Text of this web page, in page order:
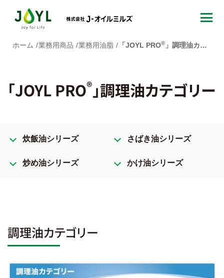
ホーム 業務用商品 業務用油脂 「JOYL PRO®︎ 」調理油カテゴリー
「JOYL PRO®︎」調理油カテゴリー
炊飯油シリーズ さばき油シリーズ
炒め油シリーズ かけ油シリーズ
調理油カテゴリー